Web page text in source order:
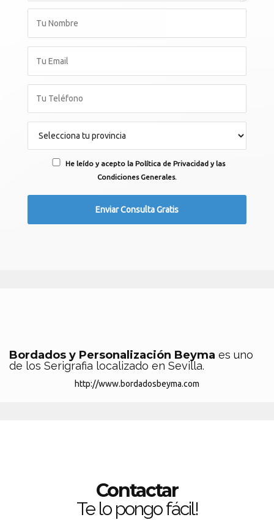
He leído y acepto la Política de Privacidad y las
Condiciones Generales.
Bordados y Personalización Beyma es uno
de los Serigrafia localizado en Sevilla.
http://www.bordadosbeyma.com
Contactar
Te lo pongo fácil!